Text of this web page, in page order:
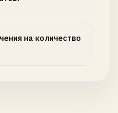
на количество